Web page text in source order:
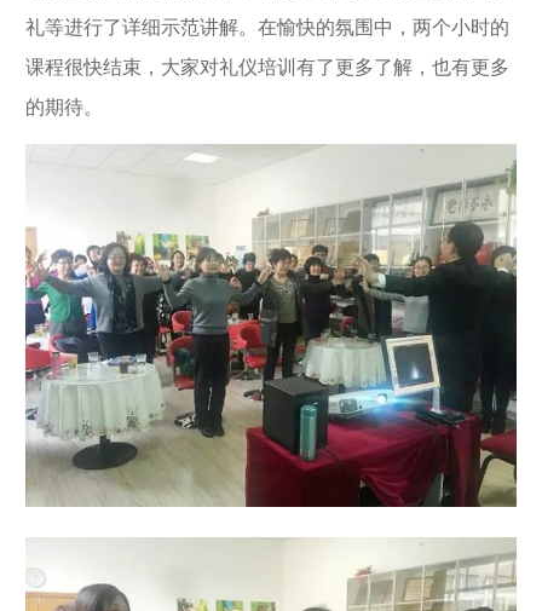
礼等进行了详细示范讲解。在愉快的氛围中，两个小时的
课程很快结束，大家对礼仪培训有了更多了解，也有更多
的期待。